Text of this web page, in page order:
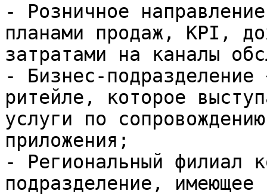
- Розничное
планами продаж, KPI,
затратами на каналы
- Бизнес-подразделение
ритейле, которое
услуги по
приложения;
- Региональный филиал
подразделение,